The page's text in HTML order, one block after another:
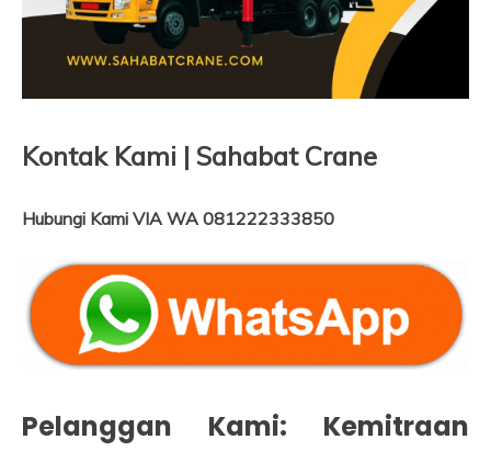
Kontak Kami | Sahabat Crane
Hubungi Kami VIA WA 081222333850
Pelanggan Kami: Kemitraan